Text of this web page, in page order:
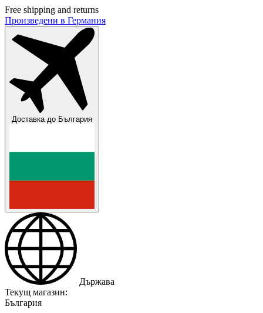
Free shipping and returns
Произведени в Германия
Доставка до България
Държава
Текущ магазин:
България